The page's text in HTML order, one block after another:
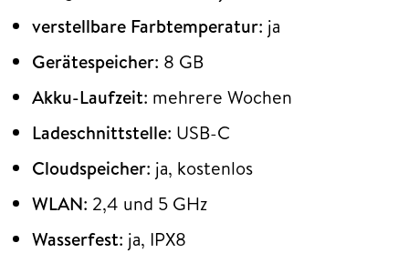
verstellbare Farbtemperatur: ja
Gerätespeicher: 8 GB
Akku-Laufzeit: mehrere Wochen
Ladeschnittstelle: USB-C
Cloudspeicher: ja, kostenlos
WLAN: 2,4 und 5 GHz
Wasserfest: ja, IPX8